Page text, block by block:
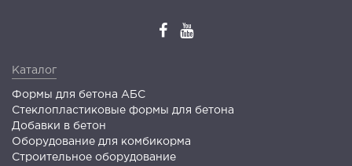
Каталог
Формы для бетона АБС
Стеклопластиковые формы для бетона
Добавки в бетон
Оборудование для комбикорма
Строительное оборудование